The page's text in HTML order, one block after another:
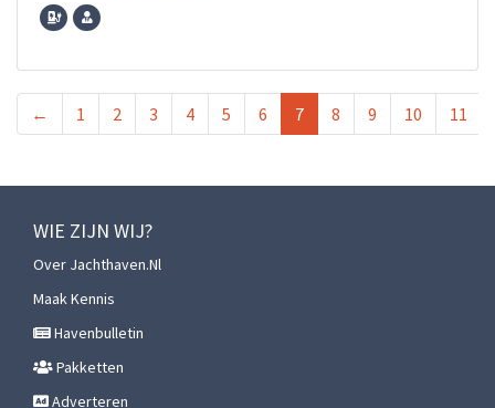
← 1 2 3 4 5 6 7 8 9 10 11
WIE ZIJN WIJ?
Over Jachthaven.nl
Maak Kennis
Havenbulletin
Pakketten
Adverteren